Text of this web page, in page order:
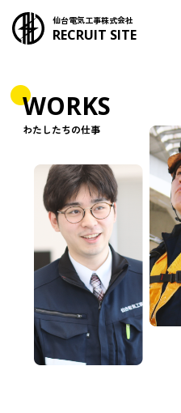
仙台電気工事株式会社
RECRUIT SITE
WORKS
わたしたちの仕事